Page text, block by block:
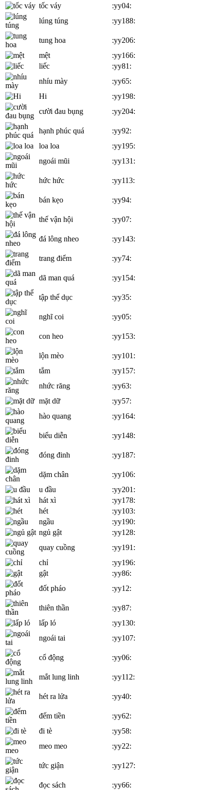
tốc váy
:yy04:
lúng túng
:yy188:
tung hoa
:yy206:
mệt
:yy166:
liếc
:yy81:
nhíu mày
:yy65:
Hi
:yy198:
cười đau bụng
:yy204:
hạnh phúc quá
:yy92:
loa loa
:yy195:
ngoái mũi
:yy131:
hức hức :yy113:
bán kẹo :yy94:
thế vận hội :yy07:
đá lông nheo :yy143:
trang điểm :yy74:
dã man quá :yy154:
tập thể dục :yy35:
nghĩ coi :yy05:
con heo :yy153:
lộn mèo
:yy101:
tắm
:yy157:
nhức răng
:yy63:
mặt dữ
:yy57:
hào quang
:yy164:
biểu diễn :yy148:
đóng đinh :yy187:
dặm chân
:yy106:
u đầu
:yy201:
hát xì
:yy178:
hét
:yy103:
ngầu
:yy190:
ngủ gật
:yy128:
quay cuồng
:yy191:
chỉ
:yy196:
gật
:yy86:
đốt pháo
:yy12:
thiên thần
:yy87:
lấp ló
:yy130:
ngoái tai
:yy107:
cổ động :yy06:
mắt lung linh :yy112:
hét ra lửa :yy40:
đếm tiền
:yy62:
đi tè
:yy58:
meo meo
:yy22:
tức giận :yy127:
đọc sách :yy66: